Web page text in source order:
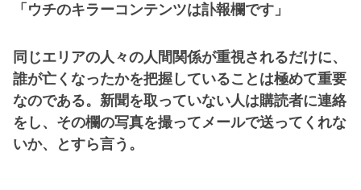
「ウチのキラーコンテンツは訃報欄です」
同じエリアの人々の人間関係が重視されるだけに、
誰が亡くなったかを把握していることは極めて重要
なのである。新聞を取っていない人は購読者に連絡
をし、その欄の写真を撮ってメールで送ってくれな
いか、とすら言う。